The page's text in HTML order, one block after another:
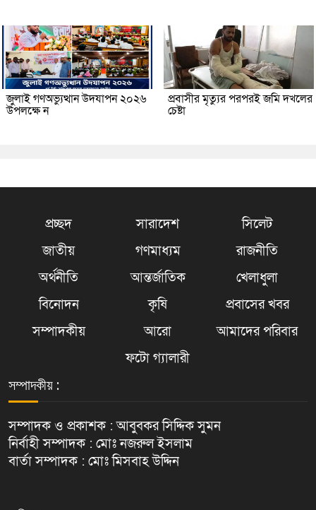
জুলাই গণঅভ্যুত্থান উদযাপন ২০২৬
উপলক্ষে ন
প্রবাসীর মৃত্যুর পরপরই জমি দখলের
চেষ্টা
প্রচ্ছদ সারাদেশ
সিলেট
জাতীয়
গণমাধ্যম
রাজনীতি
অর্থনীতি
আন্তর্জাতিক
খেলাধুলা
বিনোদন
কৃষি
প্রবাসের খবর
সম্পাদকীয়
আরো
আমাদের পরিবার
ফটো গ্যালারী
সম্পাদকীয় :
সম্পাদক ও প্রকাশক : আবুবকর সিদ্দিক সুমন
নির্বাহী সম্পাদক : মোঃ নজরুল ইসলাম
বার্তা সম্পাদক : মোঃ মিসবাহ উদ্দিন